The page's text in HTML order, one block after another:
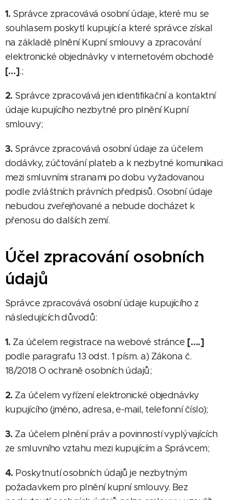
1. Správce zpracovává osobní údaje, které mu se
souhlasem poskytl kupující a které správce získal
na základě plnění Kupní smlouvy a zpracování
elektronické objednávky v internetovém obchodě
[…].;
2. Správce zpracovává jen identifikační a kontaktní
údaje kupujícího nezbytné pro plnění Kupní
smlouvy;
3. Správce zpracovává osobní údaje za účelem
dodávky, zúčtování plateb a k nezbytné komunikaci
mezi smluvními stranami po dobu vyžadovanou
podle zvláštních právních předpisů. Osobní údaje
nebudou zveřejňované a nebude docházet k
přenosu do dalších zemí.
Účel zpracování osobních
údajů
Správce zpracovává osobní údaje kupujícího z
následujících důvodů:
1. Za účelem registrace na webové stránce [….]
podle paragrafu 13 odst. 1 písm. a) Zákona č.
18/2018 O ochraně osobních údajů;
2. Za účelem vyřízení elektronické objednávky
kupujícího (jméno, adresa, e-mail, telefonní číslo);
3. Za účelem plnění práv a povinností vyplývajících
ze smluvního vztahu mezi kupujícím a Správcem;
4. Poskytnutí osobních údajů je nezbytným
požadavkem pro plnění kupní smlouvy. Bez